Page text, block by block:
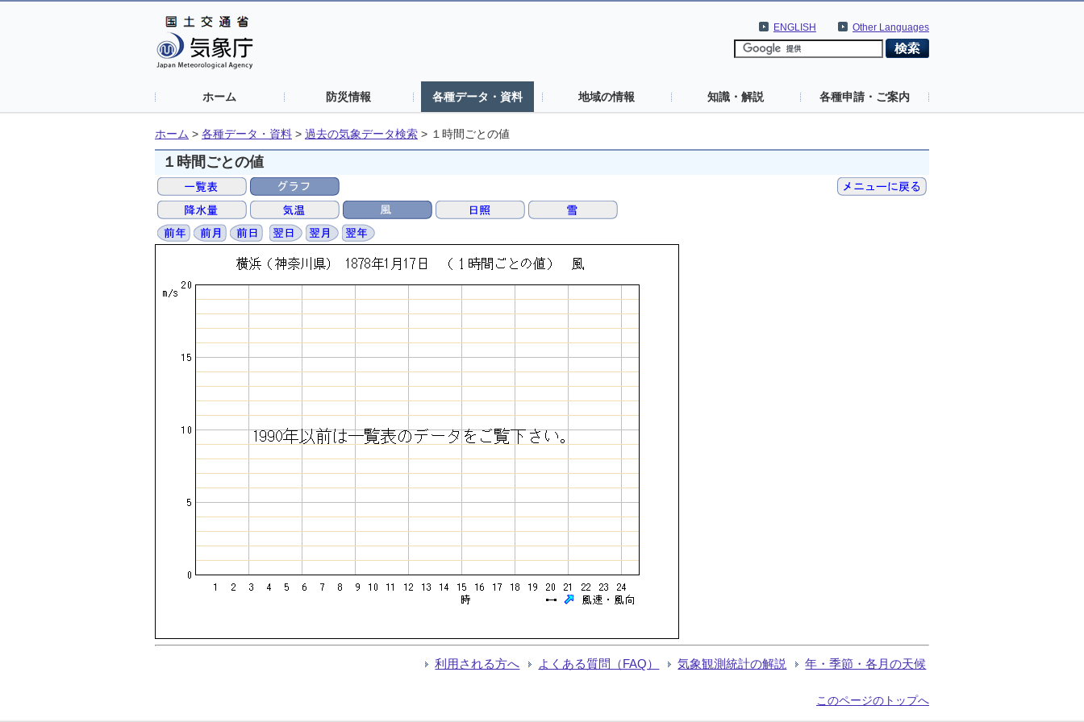
Other Languages
ENGLISH
ホーム 防災情報 各種データ・資料 地域の情報 知識・解説 各種申請・ご案内
ホーム > 各種データ・資料 > 過去の気象データ検索 > １時間ごとの値
１時間ごとの値
利用される方へ よくある質問（FAQ） 気象観測統計の解説 年・季節・各月の天候
このページのトップへ